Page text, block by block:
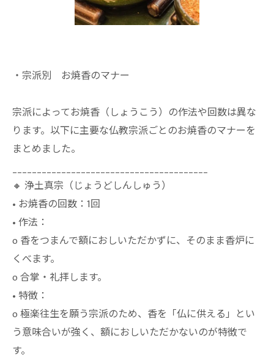
・宗派別 お焼香のマナー
宗派によってお焼香（しょうこう）の作法や回数は異な
ります。以下に主要な仏教宗派ごとのお焼香のマナーを
まとめました。
🔸 浄土真宗（じょうどしんしゅう）
• お焼香の回数：1回
• 作法：
o 香をつまんで額におしいただかずに、そのまま香炉に
くべます。
o 合掌・礼拝します。
• 特徴：
o 極楽往生を願う宗派のため、香を「仏に供える」とい
う意味合いが強く、額におしいただかないのが特徴で
す。